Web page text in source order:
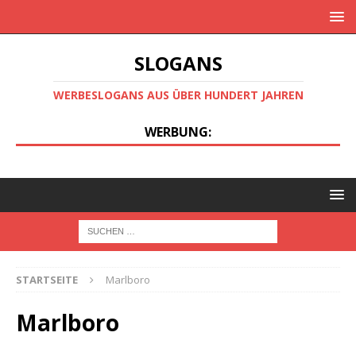
SLOGANS
WERBESLOGANS AUS ÜBER HUNDERT JAHREN
WERBUNG:
STARTSEITE Marlboro
Marlboro